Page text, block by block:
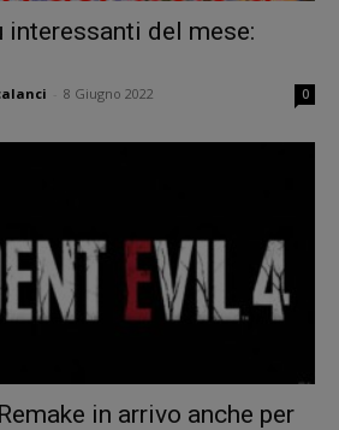
interessanti del mese:
8 Giugno 2022 0
in arrivo anche per